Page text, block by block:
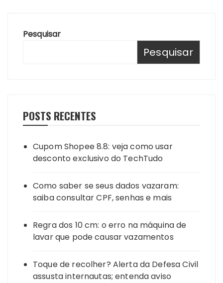
Pesquisar
Pesquisar
POSTS RECENTES
Cupom Shopee 8.8: veja como usar
desconto exclusivo do TechTudo
Como saber se seus dados vazaram:
saiba consultar CPF, senhas e mais
Regra dos 10 cm: o erro na máquina de
lavar que pode causar vazamentos
Toque de recolher? Alerta da Defesa Civil
assusta internautas; entenda aviso